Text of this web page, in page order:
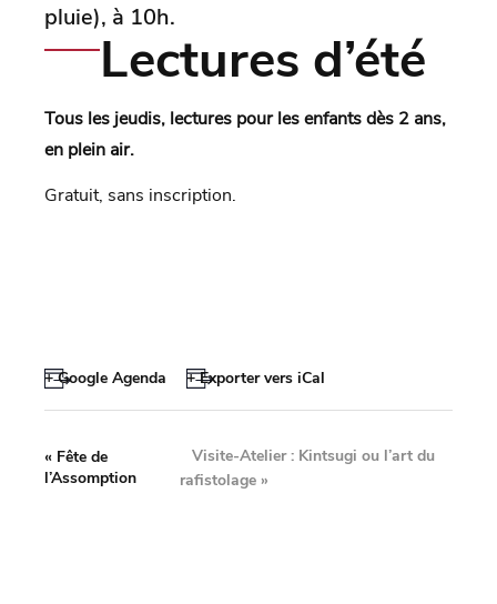
pluie), à 10h.
Lectures d’été
Tous les jeudis, lectures pour les enfants dès 2 ans,
en plein air.
Gratuit, sans inscription.
+ Google Agenda + Exporter vers iCal
« Fête de
l’Assomption
Visite-Atelier : Kintsugi ou l’art du
rafistolage »